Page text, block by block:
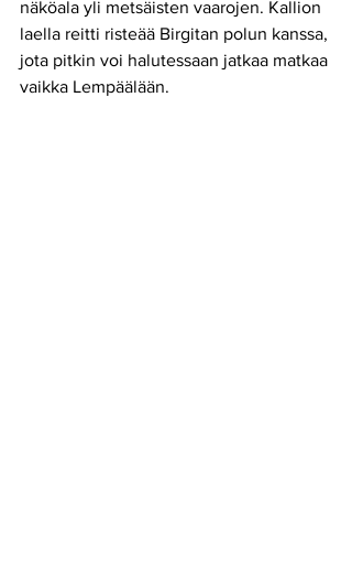
näköala yli metsäisten vaarojen. Kallion
laella reitti risteää Birgitan polun kanssa,
jota pitkin voi halutessaan jatkaa matkaa
vaikka Lempäälään.